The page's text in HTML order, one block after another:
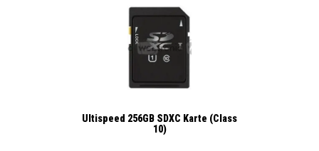
Ultispeed 256GB SDXC Karte (Class
10)